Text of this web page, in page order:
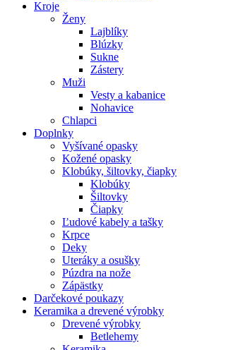
Kroje
Ženy
Lajblíky
Blúzky
Sukne
Zástery
Muži
Vesty a kabanice
Nohavice
Chlapci
Doplnky
Vyšívané opasky
Kožené opasky
Klobúky, šiltovky, čiapky
Klobúky
Šiltovky
Čiapky
Ľudové kabely a tašky
Krpce
Deky
Uteráky a osušky
Púzdra na nože
Zápästky
Darčekové poukazy
Keramika a drevené výrobky
Drevené výrobky
Betlehemy